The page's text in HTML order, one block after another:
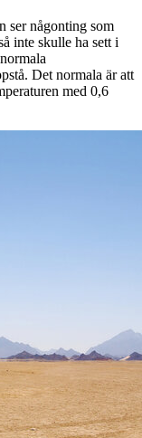
ser någonting som
inte skulle ha sett i
Det normala är att
med 0,6